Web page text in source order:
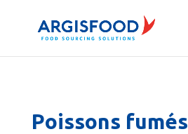
Poissons fumés